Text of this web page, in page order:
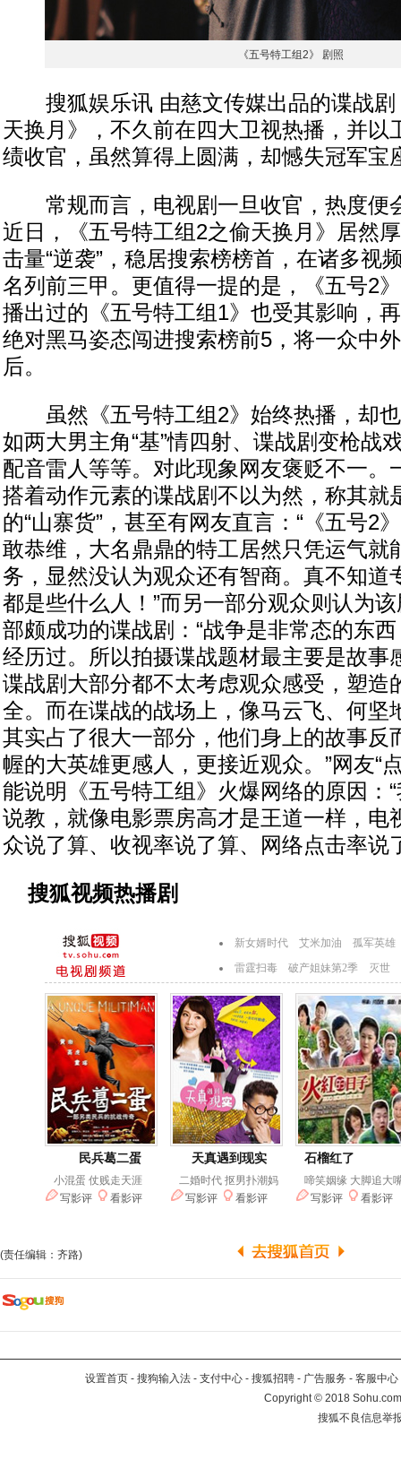
《五号特工组2》 剧照
搜狐娱乐讯 由慈文传媒出品的谍战剧
天换月》，不久前在四大卫视热播，并以
绩收官，虽然算得上圆满，却憾失冠军宝
常规而言，电视剧一旦收官，热度便
近日，《五号特工组2之偷天换月》居然
击量“逆袭”，稳居搜索榜榜首，在诸多视
名列前三甲。更值得一提的是，《五号2
播出过的《五号特工组1》也受其影响，
绝对黑马姿态闯进搜索榜前5，将一众中
后。
虽然《五号特工组2》始终热播，却也
如两大男主角“基”情四射、谍战剧变枪战
配音雷人等等。对此现象网友褒贬不一。
搭着动作元素的谍战剧不以为然，称其就
的“山寨货”，甚至有网友直言：“《五号2
敢恭维，大名鼎鼎的特工居然只凭运气就
务，显然没认为观众还有智商。真不知道
都是些什么人！”而另一部分观众则认为
部颇成功的谍战剧：“战争是非常态的东
经历过。所以拍摄谍战题材最主要是故事
谍战剧大部分都不太考虑观众感受，塑造
全。而在谍战的战场上，像马云飞、何坚
其实占了很大一部分，他们身上的故事反
幄的大英雄更感人，更接近观众。”网友“
能说明《五号特工组》火爆网络的原因：“
说教，就像电影票房高才是王道一样，电
众说了算、收视率说了算、网络点击率说
搜狐视频热播剧
(责任编辑：齐路)
设置首页 - 搜狗输入法 - 支付中心 - 搜狐招聘 - 广告服务 - 客服中心
Copyright©2018
搜狐不良信息举